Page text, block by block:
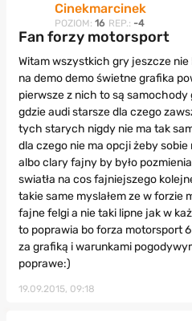
Cinekmarcinek
POZIOM: 16 REP.: -4
Fan forzy motorsport
Witam wszystkich gry jeszcze nie
na demo demo świetne grafika
pierwsze z nich to są samochody
gdzie audi starsze dla czego
tych starych nigdy nie ma tak
dla czego nie ma opcji żeby sobie
albo clary fajny by było
swiatła na cos fajniejszego
takie same myslałem ze w forzie
fajne felgi a nie taki lipne jak w
to poprawia bo forza motorsport
za grafiką i warunkami
poprawe:)
19.09.2015, 09:18